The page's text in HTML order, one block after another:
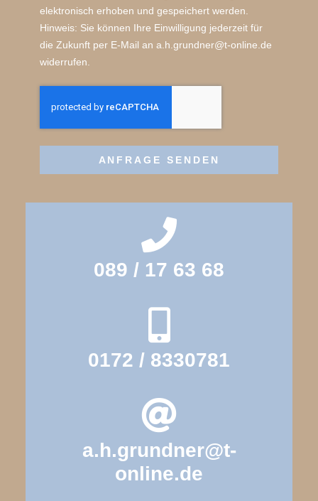
elektronisch erhoben und gespeichert werden.
Hinweis: Sie können Ihre Einwilligung jederzeit für
die Zukunft per E-Mail an a.h.grundner@t-online.de
widerrufen.
ANFRAGE SENDEN
089 / 17 63 68
0172 / 8330781
a.h.grundner@t-
online.de